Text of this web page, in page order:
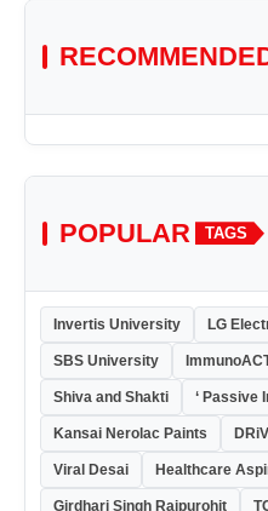
POPULAR TAGS
Invertis University LG
SBS University
Shiva and Shakti ‘ Passive
Kansai Nerolac Paints
Viral Desai Healthcare
Girdhari Singh Rajpurohit